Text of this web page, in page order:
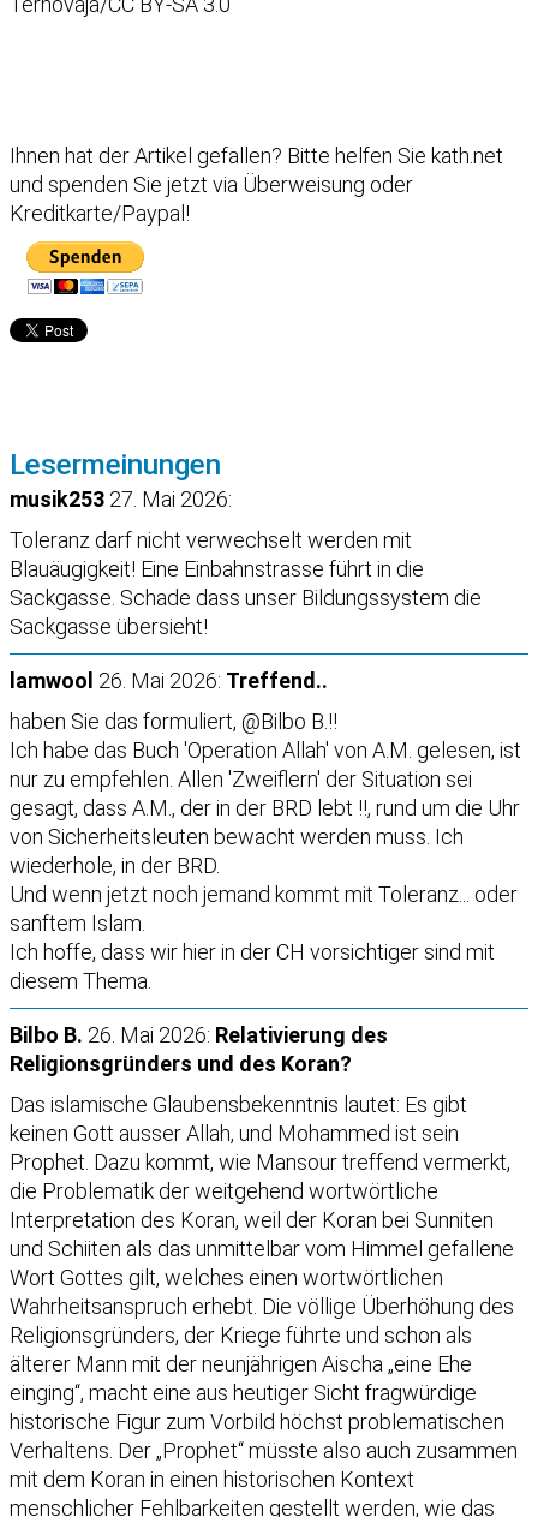
Ihnen hat der Artikel gefallen? Bitte helfen Sie kath.net
und spenden Sie jetzt via Überweisung oder
Kreditkarte/Paypal!
Lesermeinungen
musik253 27. Mai 2026:
Toleranz darf nicht verwechselt werden mit
Blauäugigkeit! Eine Einbahnstrasse führt in die
Sackgasse. Schade dass unser Bildungssystem die
Sackgasse übersieht!
lamwool 26. Mai 2026: Treffend..
haben Sie das formuliert, @Bilbo B.!!
Ich habe das Buch 'Operation Allah' von A.M. gelesen, ist
nur zu empfehlen. Allen 'Zweiflern' der Situation sei
gesagt, dass A.M., der in der BRD lebt !!, rund um die Uhr
von Sicherheitsleuten bewacht werden muss. Ich
wiederhole, in der BRD.
Und wenn jetzt noch jemand kommt mit Toleranz... oder
sanftem Islam.
Ich hoffe, dass wir hier in der CH vorsichtiger sind mit
diesem Thema.
Bilbo B. 26. Mai 2026: Relativierung des
Religionsgründers und des Koran?
Das islamische Glaubensbekenntnis lautet: Es gibt
keinen Gott ausser Allah, und Mohammed ist sein
Prophet. Dazu kommt, wie Mansour treffend vermerkt,
die Problematik der weitgehend wortwörtliche
Interpretation des Koran, weil der Koran bei Sunniten
und Schiiten als das unmittelbar vom Himmel gefallene
Wort Gottes gilt, welches einen wortwörtlichen
Wahrheitsanspruch erhebt. Die völlige Überhöhung des
Religionsgründers, der Kriege führte und schon als
älterer Mann mit der neunjährigen Aischa „eine Ehe
einging“, macht eine aus heutiger Sicht fragwürdige
historische Figur zum Vorbild höchst problematischen
Verhaltens. Der „Prophet“ müsste also auch zusammen
mit dem Koran in einen historischen Kontext
menschlicher Fehlbarkeiten gestellt werden, wie das